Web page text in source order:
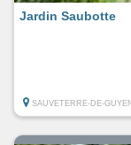
Jardin Saubotte
SAUVETERRE-DE-